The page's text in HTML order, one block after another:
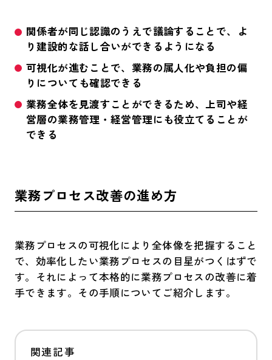
関係者が同じ認識のうえで議論することで、よ
り建設的な話し合いができるようになる
可視化が進むことで、業務の属人化や負担の偏
りについても確認できる
業務全体を見渡すことができるため、上司や経
営層の業務管理・経営管理にも役立てることが
できる
業務プロセス改善の進め方
業務プロセスの可視化により全体像を把握すること
で、効率化したい業務プロセスの目星がつくはずで
す。それによって本格的に業務プロセスの改善に着
手できます。その手順についてご紹介します。